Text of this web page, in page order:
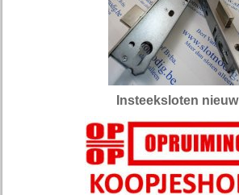
Insteeksloten nieuw